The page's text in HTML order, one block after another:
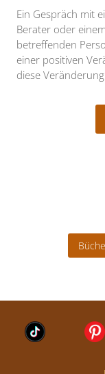
Ein Gespräch mit
Berater oder
betreffenden
einer positiven
diese